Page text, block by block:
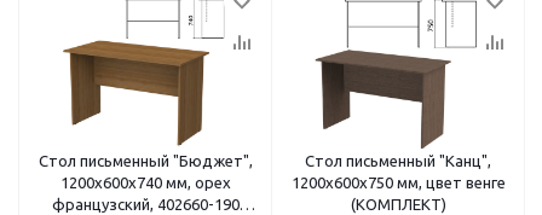
Стол письменный "Бюджет",
1200х600х740 мм, орех
французский, 402660-190
Стол письменный "Канц",
1200х600х750 мм, цвет венге
(КОМПЛЕКТ)